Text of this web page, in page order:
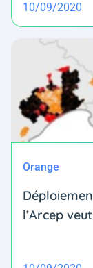
10/09/2020
Orange
l’Arcep